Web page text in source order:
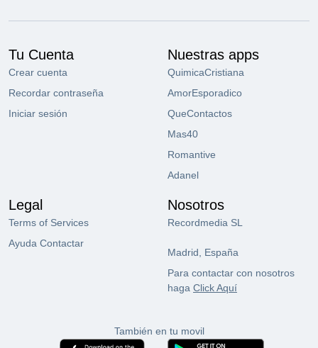
Tu Cuenta
Crear cuenta
Recordar contraseña
Iniciar sesión
Nuestras apps
QuimicaCristiana
AmorEsporadico
QueContactos
Mas40
Romantive
Adanel
Legal
Terms of Services
Ayuda Contactar
Nosotros
Recordmedia SL
Madrid, España
Para contactar con nosotros
haga Click Aquí
También en tu movil